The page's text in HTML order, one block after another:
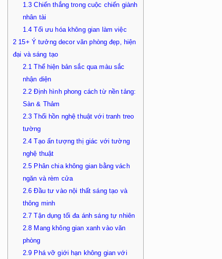
1.3 Chiến thắng trong cuộc chiến giành
nhân tài
1.4 Tối ưu hóa không gian làm việc
2 15+ Ý tưởng decor văn phòng đẹp, hiện
đại và sáng tạo
2.1 Thể hiện bản sắc qua màu sắc
nhận diện
2.2 Định hình phong cách từ nền tảng:
Sàn & Thảm
2.3 Thổi hồn nghệ thuật với tranh treo
tường
2.4 Tạo ấn tượng thị giác với tường
nghệ thuật
2.5 Phân chia không gian bằng vách
ngăn và rèm cửa
2.6 Đầu tư vào nội thất sáng tạo và
thông minh
2.7 Tận dụng tối đa ánh sáng tự nhiên
2.8 Mang không gian xanh vào văn
phòng
2.9 Phá vỡ giới hạn không gian với